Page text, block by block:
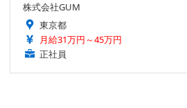
株式会社GUM
東京都
月給31万円～45万円
正社員